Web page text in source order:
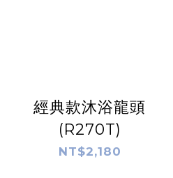
經典款沐浴龍頭
(R270T)
NT$2,180